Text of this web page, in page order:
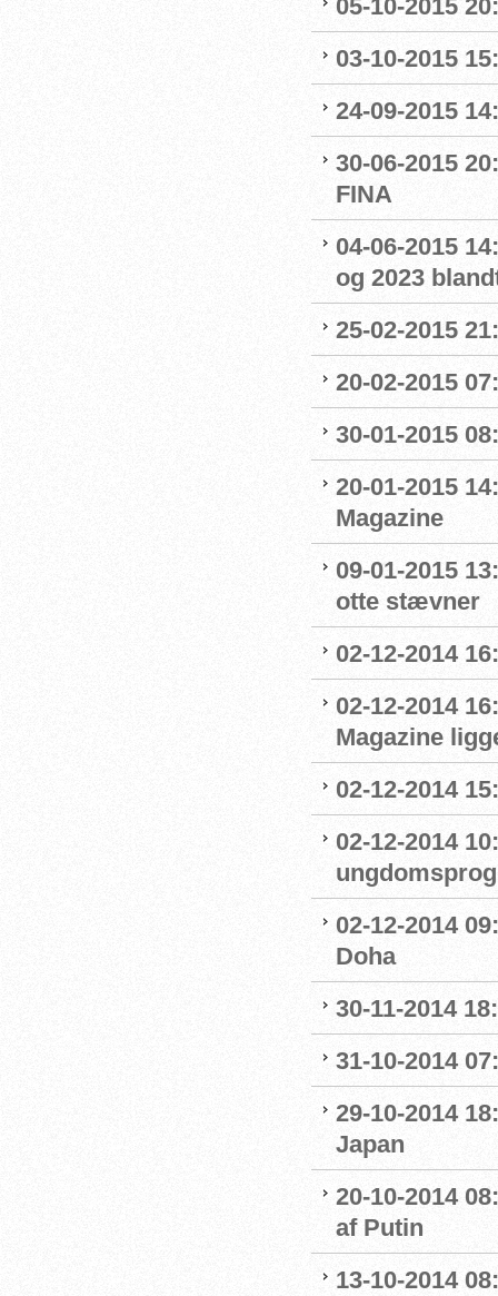
05-10-2015
03-10-2015
24-09-2015
30-06-2015
FINA
04-06-2015
og 2023
25-02-2015
20-02-2015
30-01-2015
20-01-2015
Magazine
09-01-2015
otte stævner
02-12-2014
02-12-2014
Magazine
02-12-2014
02-12-2014
02-12-2014
Doha
30-11-2014
31-10-2014
29-10-2014
Japan
20-10-2014
af Putin
13-10-2014